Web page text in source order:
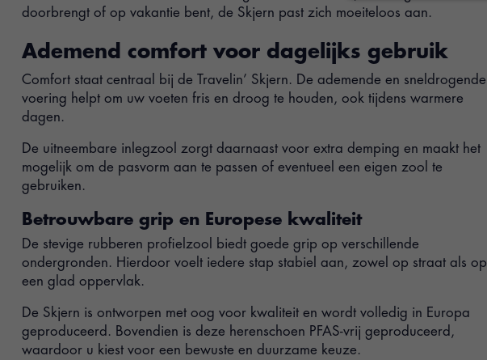
doorbrengt of op vakantie bent, de Skjern past zich moeiteloos aan.
Ademend comfort voor dagelijks gebruik
Comfort staat centraal bij de Travelin’ Skjern. De ademende en sneldrogende
voering helpt om uw voeten fris en droog te houden, ook tijdens warmere
dagen.
De uitneembare inlegzool zorgt daarnaast voor extra demping en maakt het
mogelijk om de pasvorm aan te passen of eventueel een eigen zool te
gebruiken.
Betrouwbare grip en Europese kwaliteit
De stevige rubberen profielzool biedt goede grip op verschillende
ondergronden. Hierdoor voelt iedere stap stabiel aan, zowel op straat als op
een glad oppervlak.
De Skjern is ontworpen met oog voor kwaliteit en wordt volledig in Europa
geproduceerd. Bovendien is deze herenschoen PFAS-vrij geproduceerd,
waardoor u kiest voor een bewuste en duurzame keuze.